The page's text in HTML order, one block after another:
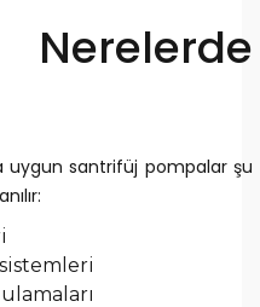
uygun santrifüj pompalar şu